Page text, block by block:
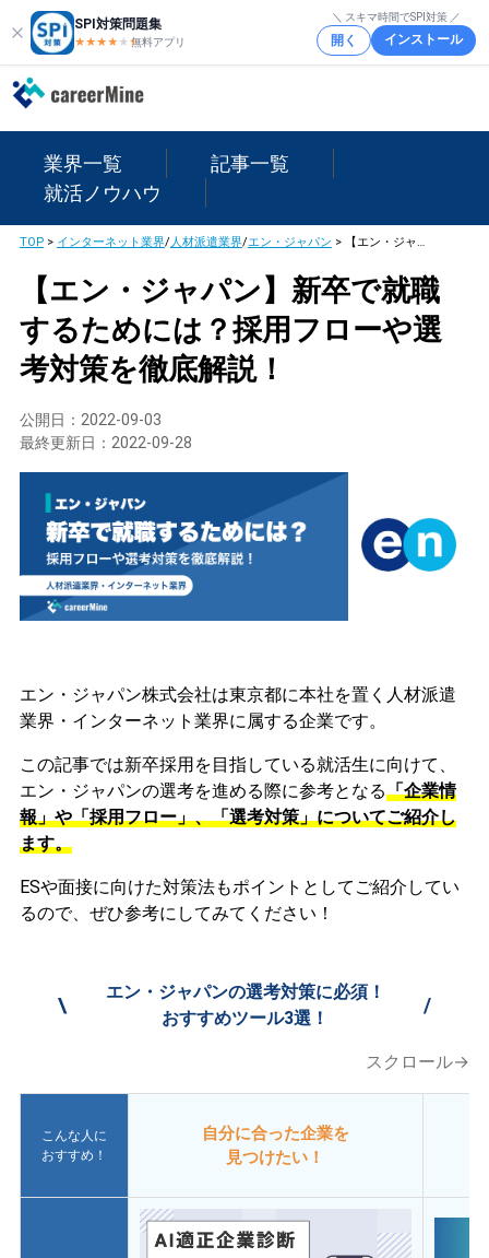
SPI対策問題集
★★★★ ★★
無料アプリ
＼ スキマ時間でSPI対策 ／
開く インストール
業界一覧
記事一覧
就活ノウハウ
TOP> インターネット業界/人材派遣業界/エン・ジャパン > 【エン・ジャパン】新卒で就職するためには？採用フローや選考対策を徹底解説！
【エン・ジャパン】新卒で就職
するためには？採用フローや選
考対策を徹底解説！
公開日： 2022-09-03
最終更新日： 2022-09-28
エン・ジャパン株式会社は東京都に本社を置く人材派遣
業界・インターネット業界に属する企業です。
この記事では新卒採用を目指している就活生に向けて、
エン・ジャパンの選考を進める際に参考となる「企業情
報」や「採用フロー」、「選考対策」についてご紹介し
ます。
ESや面接に向けた対策法もポイントとしてご紹介してい
るので、ぜひ参考にしてみてください！
\
エン・ジャパンの選考対策に必須！
おすすめツール3選！
/
スクロール→
こんな人に
おすすめ！
自分に合った企業を
見つけたい！